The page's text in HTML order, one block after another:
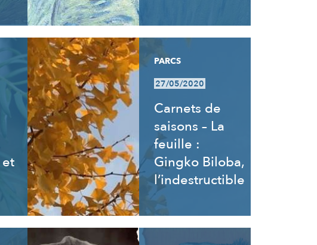
PARCS
27/05/2020
Carnets de
saisons – La
feuille :
Gingko Biloba,
l’indestructible